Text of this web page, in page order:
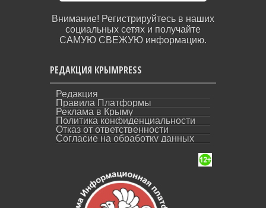
Внимание! Регистрируйтесь в наших
социальных сетях и получайте
САМУЮ СВЕЖУЮ информацию.
РЕДАКЦИЯ КРЫМPRESS
Редакция
Правила Платформы
Реклама в Крыму
Политика конфиденциальности
Отказ от ответственности
Согласие на обработку данных